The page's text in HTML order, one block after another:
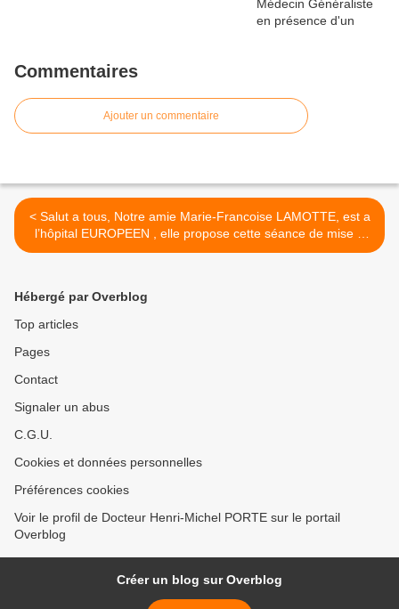
Commentaires
Ajouter un commentaire
< Salut a tous, Notre amie Marie-Francoise LAMOTTE, est a
l’hôpital EUROPEEN , elle propose cette séance de mise a
jour le 28 novembre au Cercle des Nageurs, sur les Patients
Hébergé par Overblog
Top articles
Pages
Contact
Signaler un abus
C.G.U.
Cookies et données personnelles
Préférences cookies
Voir le profil de Docteur Henri-Michel PORTE sur le portail
Overblog
Créer un blog sur Overblog